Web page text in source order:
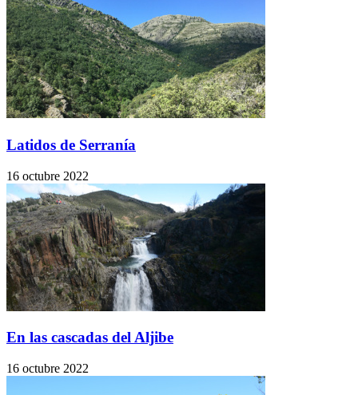
Latidos de Serranía
16 octubre 2022
En las cascadas del Aljibe
16 octubre 2022